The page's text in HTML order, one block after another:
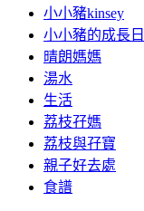
小小豬kinsey
小小豬的成長
晴朗媽媽
湯水
生活
荔枝孖媽
荔枝與孖寶
親子好去處
食譜